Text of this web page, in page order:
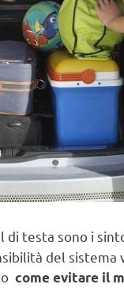
di testa sono i
del
come evitare il